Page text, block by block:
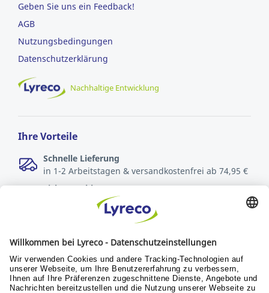
Geben Sie uns ein Feedback!
AGB
Nutzungsbedingungen
Datenschutzerklärung
Nachhaltige Entwicklung
Ihre Vorteile
Schnelle Lieferung
in 1-2 Arbeitstagen & versandkostenfrei ab 74,95 €
Sichere Zahlungsarten
Rechnung oder Kreditkarte
Kostenlose Rücksendungen
Verantwortung